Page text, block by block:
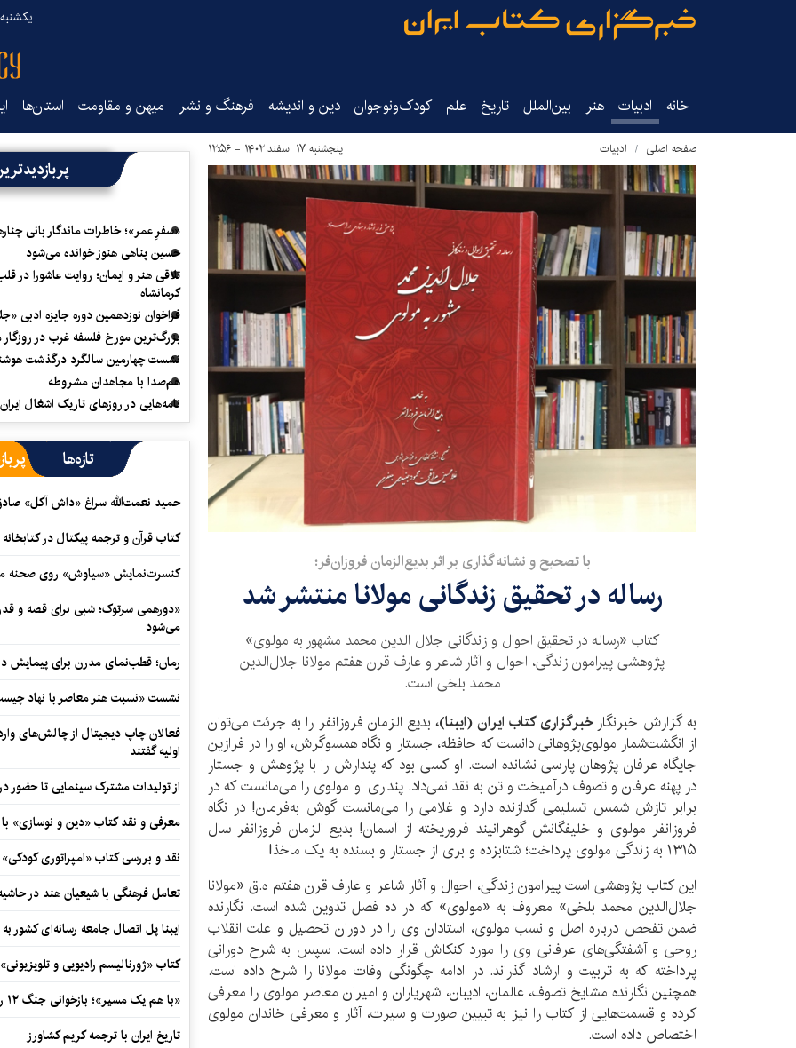
یکشنبه ۱۸ مرداد
خانه ادبیات هنر بین‌الملل تاریخ‌ علم کودک‌ونوجوان دین و اندیشه فرهنگ و نشر میهن و مقاومت استان‌ها
صفحه اصلی ادبیات پنجشنبه ۱۷ اسفند ۱۴۰۲ - ۱۲:۵۶
با تصحیح و نشانه گذاری بر اثر بدیع‌الزمان فروزان‌فر؛
رساله در تحقیق زندگانی مولانا منتشر شد
کتاب «رساله در تحقیق احوال و زندگانی جلال الدین محمد مشهور به مولوی»
پژوهشی پیرامون زندگی، احوال و آثار شاعر و عارف قرن هفتم مولانا جلال‌الدین
محمد بلخی است.
به گزارش خبرنگار خبرگزاری کتاب ایران (ایبنا)،بدیع الزمان فروزانفر را به جرئت می‌توان
از انگشت‌شمار مولوی‌پژوهانی دانست که حافظه، جستار و نگاه همسوگرش، او را در فرازین
جایگاه عرفان پژوهان پارسی نشانده است. او کسی بود که پندارش را با پژوهش و جستار
در پهنه عرفان و تصوف درآمیخت و تن به نقد نمی‌داد. پنداری او مولوی را می‌مانست که در
برابر تازش شمس تسلیمی گدازنده دارد و غلامی را می‌مانست گوش به‌فرمان! در نگاه
فروزانفر مولوی و خلیفگانش گوهرانیند فروریخته از آسمان! بدیع الزمان فروزانفر سال
۱۳۱۵ به زندگی مولوی پرداخت؛ شتابزده و بری از جستار و بسنده به یک ماخذ!
این کتاب پژوهشی است پیرامون زندگی، احوال و آثار شاعر و عارف قرن هفتم ه.ق «مولانا
جلال‌الدین محمد بلخی» معروف به «مولوی» که در ده فصل تدوین شده است. نگارنده
ضمن تفحص درباره اصل و نسب مولوی، استادان وی را در دوران تحصیل و علت انقلاب
روحی و آشفتگی‌های عرفانی وی را مورد کنکاش قرار داده است. سپس به شرح دورانی
پرداخته که به تربیت و ارشاد گذراند. در ادامه چگونگی وفات مولانا را شرح داده است.
همچنین نگارنده مشایخ تصوف، عالمان، ادیبان، شهریاران و امیران معاصر مولوی را معرفی
کرده و قسمت‌هایی از کتاب را نیز به تبیین صورت و سیرت، آثار و معرفی خاندان مولوی
اختصاص داده است.
«سفرِ عمر»؛ خاطرات ماندگار بانی
حسین پناهی هنوز خوانده می‌شود
تلاقی هنر و ایمان؛ روایت عاشورا در
کرمانشاه
فراخوان نوزدهمین دوره جایزه ادبی
بزرگ‌ترین مورخ فلسفه غرب در روزگار
نشست چهارمین سالگرد درگذشت
هم‌صدا با مجاهدان مشروطه
نامه‌هایی در روزهای تاریک اشغال ایران
تازه‌ها
حمید نعمت‌‏الله سراغ «داش آکل»
کتاب قرآن و ترجمه پیکتال در
کنسرت‌نمایش «سیاوش» روی صحنه
«دورهمی سرتوک؛ شبی برای قصه و
می‌شود
رمان؛ قطب‌نمای مدرن برای پیمایش
نشست «نسبت هنر معاصر با نهاد
فعالان چاپ دیجیتال از چالش‌های
اولیه گفتند
از تولیدات مشترک سینمایی تا حضور
معرفی و نقد کتاب «دین و نوسازی»
نقد و بررسی کتاب «امپراتوری کودکی»
تعامل فرهنگی با شیعیان هند در
ایبنا پل اتصال جامعه رسانه‌ای کشور
کتاب «ژورنالیسم رادیویی و تلویزیونی»
«با هم یک مسیر»؛ بازخوانی جنگ ۱۲ روزه در قاب یک رمان کوتاه
تاریخ ایران با ترجمه کریم کشاورز